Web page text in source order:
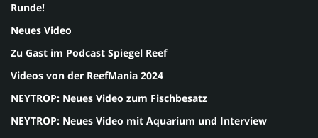
Runde!
Neues Video
Zu Gast im Podcast Spiegel Reef
Videos von der ReefMania 2024
NEYTROP: Neues Video zum Fischbesatz
NEYTROP: Neues Video mit Aquarium und Interview